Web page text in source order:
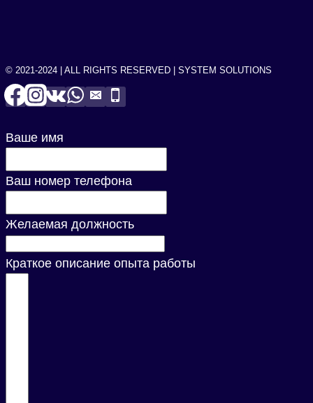
© 2021-2024 | ALL RIGHTS RESERVED | SYSTEM SOLUTIONS
Ваше имя
Ваш номер телефона
Желаемая должность
Краткое описание опыта работы